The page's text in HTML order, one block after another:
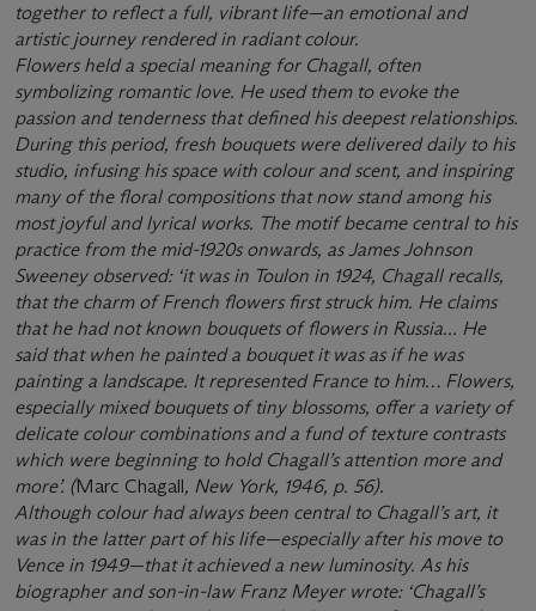
together to reflect a full, vibrant life—an emotional and
artistic journey rendered in radiant colour.
Flowers held a special meaning for Chagall, often
symbolizing romantic love. He used them to evoke the
passion and tenderness that defined his deepest relationships.
During this period, fresh bouquets were delivered daily to his
studio, infusing his space with colour and scent, and inspiring
many of the floral compositions that now stand among his
most joyful and lyrical works. The motif became central to his
practice from the mid-1920s onwards, as James Johnson
Sweeney observed: ‘it was in Toulon in 1924, Chagall recalls,
that the charm of French flowers first struck him. He claims
that he had not known bouquets of flowers in Russia... He
said that when he painted a bouquet it was as if he was
painting a landscape. It represented France to him… Flowers,
especially mixed bouquets of tiny blossoms, offer a variety of
delicate colour combinations and a fund of texture contrasts
which were beginning to hold Chagall’s attention more and
more’. (Marc Chagall, New York, 1946, p. 56).
Although colour had always been central to Chagall’s art, it
was in the latter part of his life—especially after his move to
Vence in 1949—that it achieved a new luminosity. As his
biographer and son-in-law Franz Meyer wrote: ‘Chagall’s